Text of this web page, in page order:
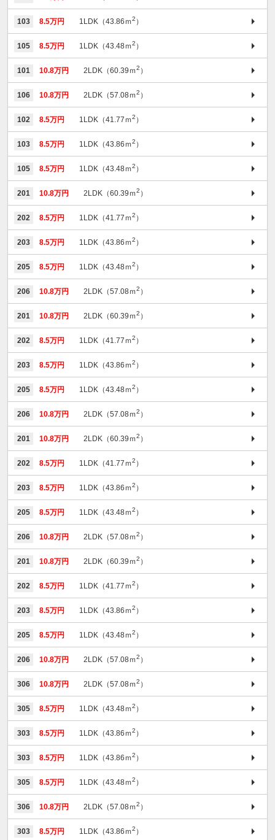
103 8.5万円 1LDK（43.86ｍ2 ）
105 8.5万円 1LDK（43.48ｍ2 ）
101 10.8万円 2LDK（60.39ｍ2 ）
106 10.8万円 2LDK（57.08ｍ2 ）
102 8.5万円 1LDK（41.77ｍ2 ）
103 8.5万円 1LDK（43.86ｍ2 ）
105 8.5万円 1LDK（43.48ｍ2 ）
201 10.8万円 2LDK（60.39ｍ2 ）
202 8.5万円 1LDK（41.77ｍ2 ）
203 8.5万円 1LDK（43.86ｍ2 ）
205 8.5万円 1LDK（43.48ｍ2 ）
206 10.8万円 2LDK（57.08ｍ2 ）
201 10.8万円 2LDK（60.39ｍ2 ）
202 8.5万円 1LDK（41.77ｍ2 ）
203 8.5万円 1LDK（43.86ｍ2 ）
205 8.5万円 1LDK（43.48ｍ2 ）
206 10.8万円 2LDK（57.08ｍ2 ）
201 10.8万円 2LDK（60.39ｍ2 ）
202 8.5万円 1LDK（41.77ｍ2 ）
203 8.5万円 1LDK（43.86ｍ2 ）
205 8.5万円 1LDK（43.48ｍ2 ）
206 10.8万円 2LDK（57.08ｍ2 ）
201 10.8万円 2LDK（60.39ｍ2 ）
202 8.5万円 1LDK（41.77ｍ2 ）
203 8.5万円 1LDK（43.86ｍ2 ）
205 8.5万円 1LDK（43.48ｍ2 ）
206 10.8万円 2LDK（57.08ｍ2 ）
306 10.8万円 2LDK（57.08ｍ2 ）
305 8.5万円 1LDK（43.48ｍ2 ）
303 8.5万円 1LDK（43.86ｍ2 ）
303 8.5万円 1LDK（43.86ｍ2 ）
305 8.5万円 1LDK（43.48ｍ2 ）
306 10.8万円 2LDK（57.08ｍ2 ）
303 8.5万円 1LDK（43.86ｍ2 ）